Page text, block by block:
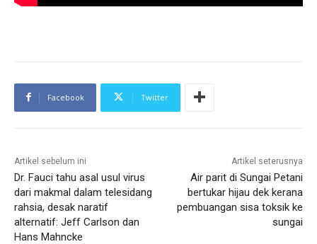
Facebook Twitter
Artikel sebelum ini
Dr. Fauci tahu asal usul virus
dari makmal dalam telesidang
rahsia, desak naratif
alternatif: Jeff Carlson dan
Hans Mahncke
Artikel seterusnya
Air parit di Sungai Petani
bertukar hijau dek kerana
pembuangan sisa toksik ke
sungai